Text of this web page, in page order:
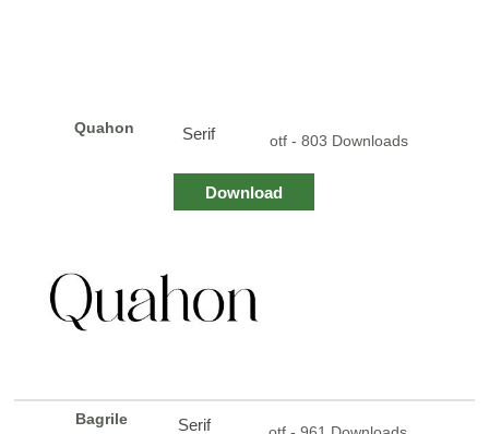
Quahon Serif otf - 803 Downloads
Download
Bagrile Serif